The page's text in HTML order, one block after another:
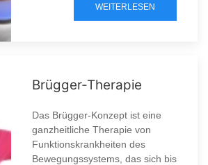
WEITERLESEN
Brügger-Therapie
Das Brügger-Konzept ist eine
ganzheitliche Therapie von
Funktionskrankheiten des
Bewegungssystems, das sich bis